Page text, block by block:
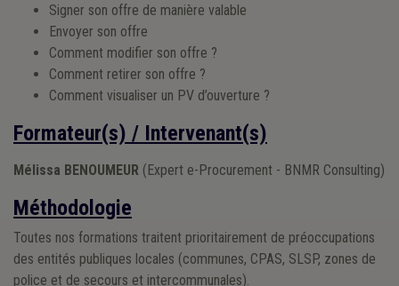
Signer son offre de manière valable
Envoyer son offre
Comment modifier son offre ?
Comment retirer son offre ?
Comment visualiser un PV d’ouverture ?
Formateur(s) / Intervenant(s)
Mélissa BENOUMEUR (Expert e-Procurement - BNMR Consulting)
Méthodologie
Toutes nos formations traitent prioritairement de préoccupations
des entités publiques locales (communes, CPAS, SLSP, zones de
police et de secours et intercommunales).